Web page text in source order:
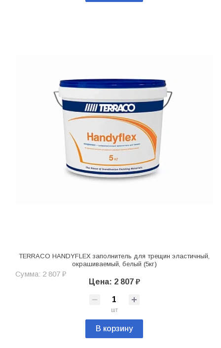
TERRACO HANDYFLEX заполнитель для трещин эластичный,
окрашиваемый, белый (5кг)
Сумма: 2 807 ₽
Цена: 2 807 ₽
шт
В корзину